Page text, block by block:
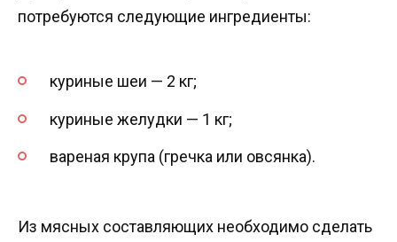
потребуются следующие ингредиенты:
куриные шеи — 2 кг;
куриные желудки — 1 кг;
вареная крупа (гречка или овсянка).
Из мясных составляющих необходимо сделать